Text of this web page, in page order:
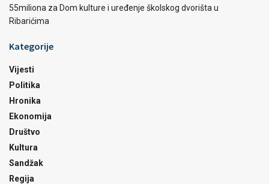
55miliona za Dom kulture i uređenje školskog dvorišta u
Ribarićima
Kategorije
Vijesti
Politika
Hronika
Ekonomija
Društvo
Kultura
Sandžak
Regija